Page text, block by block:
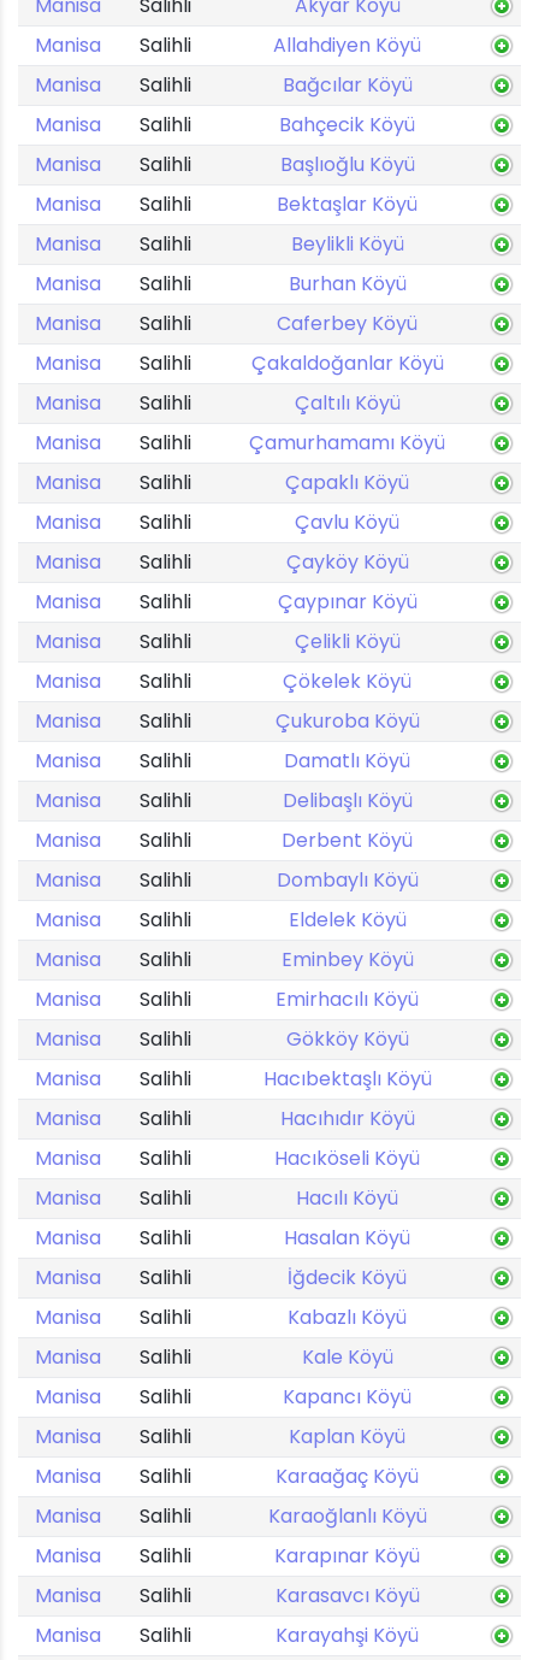
Manisa
Salihli
Allahdiyen Köyü
Manisa
Salihli
Bağcılar Köyü
Manisa
Salihli
Bahçecik Köyü
Manisa
Salihli
Başlıoğlu Köyü
Manisa
Salihli
Bektaşlar Köyü
Manisa
Salihli
Beylikli Köyü
Manisa
Salihli
Burhan Köyü
Manisa
Salihli
Caferbey Köyü
Manisa
Salihli
Çakaldoğanlar Köyü
Manisa
Salihli
Çaltılı Köyü
Manisa
Salihli
Çamurhamamı Köyü
Manisa
Salihli
Çapaklı Köyü
Manisa
Salihli
Çavlu Köyü
Manisa
Salihli
Çayköy Köyü
Manisa
Salihli
Çaypınar Köyü
Manisa
Salihli
Çelikli Köyü
Manisa
Salihli
Çökelek Köyü
Manisa
Salihli
Çukuroba Köyü
Manisa
Salihli
Damatlı Köyü
Manisa
Salihli
Delibaşlı Köyü
Manisa
Salihli
Derbent Köyü
Manisa
Salihli
Dombaylı Köyü
Manisa
Salihli
Eldelek Köyü
Manisa
Salihli
Eminbey Köyü
Manisa
Salihli
Emirhacılı Köyü
Manisa
Salihli
Gökköy Köyü
Manisa
Salihli
Hacıbektaşlı Köyü
Manisa
Salihli
Hacıhıdır Köyü
Manisa
Salihli
Hacıköseli Köyü
Manisa
Salihli
Hacılı Köyü
Manisa
Salihli
Hasalan Köyü
Manisa
Salihli
İğdecik Köyü
Manisa
Salihli
Kabazlı Köyü
Manisa
Salihli
Kale Köyü
Manisa
Salihli
Kapancı Köyü
Manisa
Salihli
Kaplan Köyü
Manisa
Salihli
Karaağaç Köyü
Manisa
Salihli
Karaoğlanlı Köyü
Manisa
Salihli
Karapınar Köyü
Manisa
Salihli
Karasavcı Köyü
Manisa
Salihli
Karayahşi Köyü